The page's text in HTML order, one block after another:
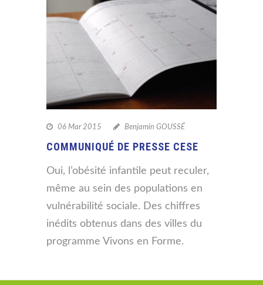
06 Mar 2015 Benjamin GOUSSÉ
COMMUNIQUÉ DE PRESSE CESE
Oui, l’obésité infantile peut reculer,
même au sein des populations en
vulnérabilité sociale. Des chiffres
inédits obtenus dans des villes du
programme Vivons en Forme.